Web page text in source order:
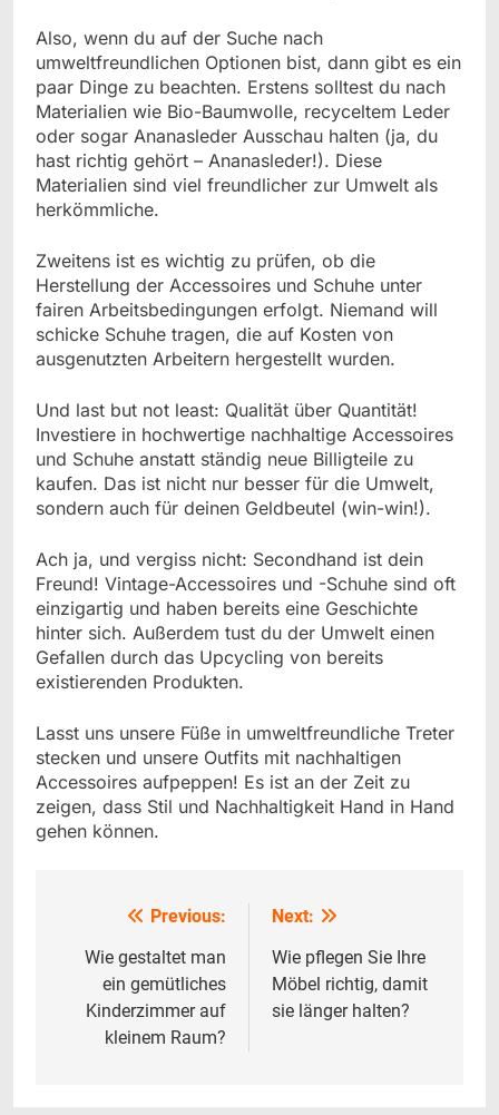
Also, wenn du auf der Suche nach
umweltfreundlichen Optionen bist, dann gibt es ein
paar Dinge zu beachten. Erstens solltest du nach
Materialien wie Bio-Baumwolle, recyceltem Leder
oder sogar Ananasleder Ausschau halten (ja, du
hast richtig gehört – Ananasleder!). Diese
Materialien sind viel freundlicher zur Umwelt als
herkömmliche.
Zweitens ist es wichtig zu prüfen, ob die
Herstellung der Accessoires und Schuhe unter
fairen Arbeitsbedingungen erfolgt. Niemand will
schicke Schuhe tragen, die auf Kosten von
ausgenutzten Arbeitern hergestellt wurden.
Und last but not least: Qualität über Quantität!
Investiere in hochwertige nachhaltige Accessoires
und Schuhe anstatt ständig neue Billigteile zu
kaufen. Das ist nicht nur besser für die Umwelt,
sondern auch für deinen Geldbeutel (win-win!).
Ach ja, und vergiss nicht: Secondhand ist dein
Freund! Vintage-Accessoires und -Schuhe sind oft
einzigartig und haben bereits eine Geschichte
hinter sich. Außerdem tust du der Umwelt einen
Gefallen durch das Upcycling von bereits
existierenden Produkten.
Lasst uns unsere Füße in umweltfreundliche Treter
stecken und unsere Outfits mit nachhaltigen
Accessoires aufpeppen! Es ist an der Zeit zu
zeigen, dass Stil und Nachhaltigkeit Hand in Hand
gehen können.
Beitrags-
Navigation
Previous:
Wie gestaltet man
ein gemütliches
Kinderzimmer auf
kleinem Raum?
Next:
Wie pflegen Sie Ihre
Möbel richtig, damit
sie länger halten?